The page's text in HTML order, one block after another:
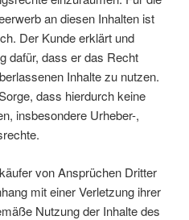
an diesen Inhalten ist
Der Kunde erklärt und
dafür, dass er das Recht
Inhalte zu nutzen.
dass hierdurch keine
insbesondere Urheber-,
von Ansprüchen Dritter
mit einer Verletzung ihrer
Nutzung der Inhalte des